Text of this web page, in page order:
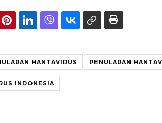
HANTAVIRUS PENULARAN
INDONESIA